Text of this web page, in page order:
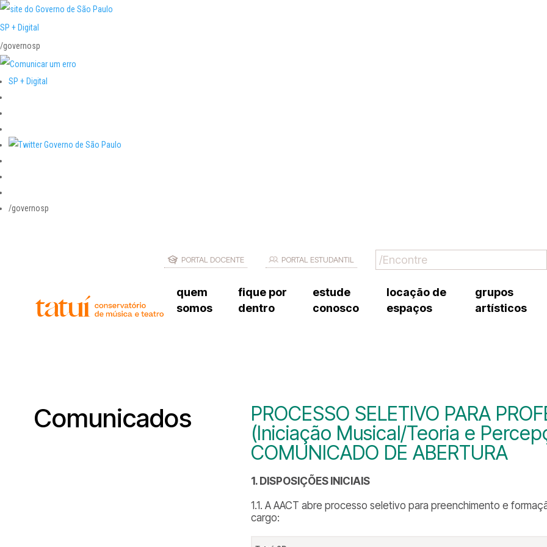
SP + Digital
/governosp
SP + Digital
/governosp
PORTAL DOCENTE PORTAL ESTUDANTIL
quem
somos
fique por
dentro
estude
conosco
locação de
espaços
grupos
artísticos
trabalhe
Comunicados
PROCESSO SELETIVO PARA
(Iniciação Musical/Teoria e
COMUNICADO DE ABERTURA
1. DISPOSIÇÕES INICIAIS
1.1. A AACT abre processo seletivo para preenchimento e
cargo: